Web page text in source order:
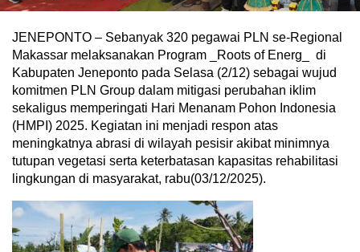
JENEPONTO – Sebanyak 320 pegawai PLN se-Regional
Makassar melaksanakan Program _Roots of Energ_ di
Kabupaten Jeneponto pada Selasa (2/12) sebagai wujud
komitmen PLN Group dalam mitigasi perubahan iklim
sekaligus memperingati Hari Menanam Pohon Indonesia
(HMPI) 2025. Kegiatan ini menjadi respon atas
meningkatnya abrasi di wilayah pesisir akibat minimnya
tutupan vegetasi serta keterbatasan kapasitas rehabilitasi
lingkungan di masyarakat, rabu(03/12/2025).